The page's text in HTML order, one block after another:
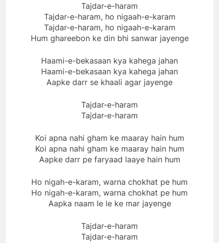
Tajdar-e-haram
Tajdar-e-haram, ho nigaah-e-karam
Tajdar-e-haram, ho nigaah-e-karam
Hum ghareebon ke din bhi sanwar jayenge
Haami-e-bekasaan kya kahega jahan
Haami-e-bekasaan kya kahega jahan
Aapke darr se khaali agar jayenge
Tajdar-e-haram
Tajdar-e-haram
Koi apna nahi gham ke maaray hain hum
Koi apna nahi gham ke maaray hain hum
Aapke darr pe faryaad laaye hain hum
Ho nigah-e-karam, warna chokhat pe hum
Ho nigah-e-karam, warna chokhat pe hum
Aapka naam le le ke mar jayenge
Tajdar-e-haram
Tajdar-e-haram